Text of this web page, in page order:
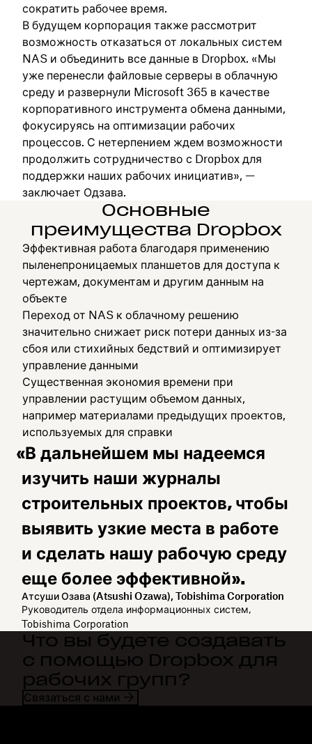
сократить рабочее время.
В будущем корпорация также рассмотрит
возможность отказаться от локальных систем
NAS и объединить все данные в Dropbox. «Мы
уже перенесли файловые серверы в облачную
среду и развернули Microsoft 365 в качестве
корпоративного инструмента обмена данными,
фокусируясь на оптимизации рабочих
процессов. С нетерпением ждем возможности
продолжить сотрудничество с Dropbox для
поддержки наших рабочих инициатив», —
заключает Одзава.
Основные
преимущества Dropbox
Эффективная работа благодаря применению
пыленепроницаемых планшетов для доступа к
чертежам, документам и другим данным на
объекте
Переход от NAS к облачному решению
значительно снижает риск потери данных из-за
сбоя или стихийных бедствий и оптимизирует
управление данными
Существенная экономия времени при
управлении растущим объемом данных,
например материалами предыдущих проектов,
используемых для справки
«В дальнейшем мы надеемся
изучить наши журналы
строительных проектов, чтобы
выявить узкие места в работе
и сделать нашу рабочую среду
еще более эффективной».
Атсуши Озава (Atsushi Ozawa), Tobishima Corporation
Руководитель отдела информационных систем,
Tobishima Corporation
Что вы будете создавать
с помощью Dropbox для
рабочих групп?
Связаться с нами